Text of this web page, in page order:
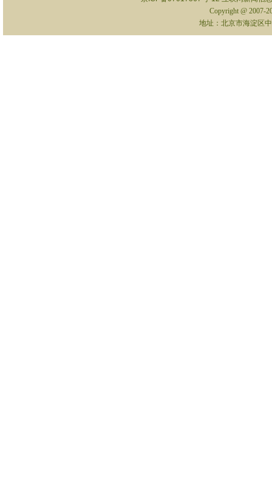
Copyright @ 2007-
地址：北京市海淀区